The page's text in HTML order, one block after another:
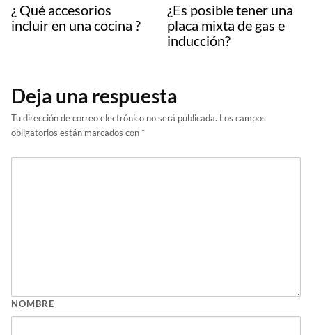
¿ Qué accesorios
incluir en una cocina ?
¿Es posible tener una
placa mixta de gas e
inducción?
Deja una respuesta
Tu dirección de correo electrónico no será publicada. Los campos
obligatorios están marcados con *
NOMBRE